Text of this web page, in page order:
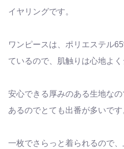
イヤリングです。
ワンピースは、ポリエステル
ているので、肌触りは心地よく
安心できる厚みのある生地な
あるのでとても出番が多いです
一枚でさらっと着られるので